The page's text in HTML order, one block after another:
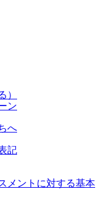
）
ン
へ
記
メントに対する基本